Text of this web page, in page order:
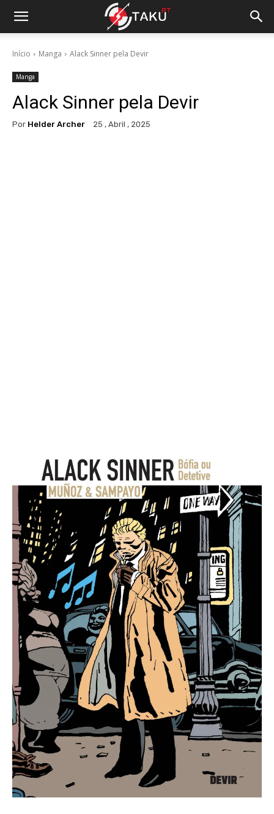
Início Manga Alack Sinner pela Devir
Manga
Alack Sinner pela Devir
Por Helder Archer 25 , Abril , 2025